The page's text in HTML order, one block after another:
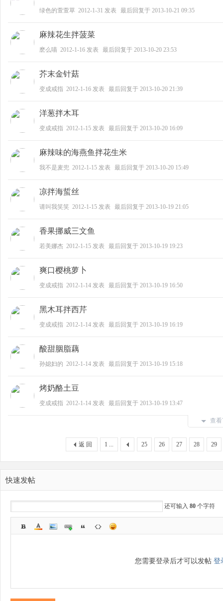
绿色的萱萱草 2012-1-31 发表 最后回复于 2013-10-21 09:35
麻辣花生拌菠菜
麽么喵 2012-1-16 发表 最后回复于 2013-10-20 23:53
芥末金针菇
变成戒指 2012-1-16 发表 最后回复于 2013-10-20 21:39
洋葱拌木耳
变成戒指 2012-1-15 发表 最后回复于 2013-10-20 16:09
麻辣味的海燕鱼拌花生米
我不是麦兜 2012-1-15 发表 最后回复于 2013-10-20 15:49
凉拌海蜇丝
请叫我笑笑 2012-1-15 发表 最后回复于 2013-10-19 21:05
香果挪威三文鱼
若美娜杰 2012-1-15 发表 最后回复于 2013-10-19 19:23
爽口樱桃萝卜
变成戒指 2012-1-14 发表 最后回复于 2013-10-19 16:50
黑木耳拌西芹
变成戒指 2012-1-14 发表 最后回复于 2013-10-19 16:19
酸甜胭脂藕
孙媳妇的 2012-1-14 发表 最后回复于 2013-10-19 15:18
烤奶酪土豆
变成戒指 2012-1-14 发表 最后回复于 2013-10-19 13:47
查
返 回 1 ... 25 26 27 28 29
快速发帖
还可输入 80 个字符
您需要登录后才可以发帖 登